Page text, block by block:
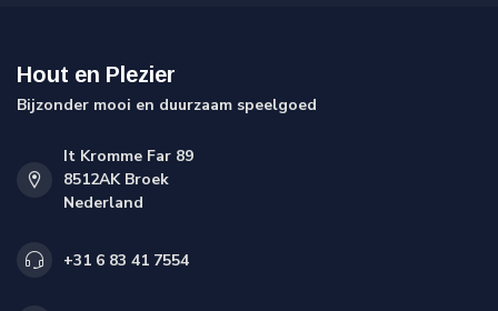
Hout en Plezier
Bijzonder mooi en duurzaam speelgoed
It Kromme Far 89
8512AK Broek
Nederland
+31 6 83 41 7554